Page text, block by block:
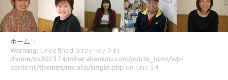
ホーム >
Warning: Undefined array key 0 in
/home/xs302374/miharakenkou.com/public_html/wp-
content/themes/micata/single.php on line 14